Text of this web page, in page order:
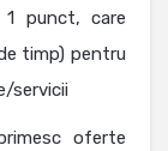
punct, care
timp) pentru
servicii
oferte